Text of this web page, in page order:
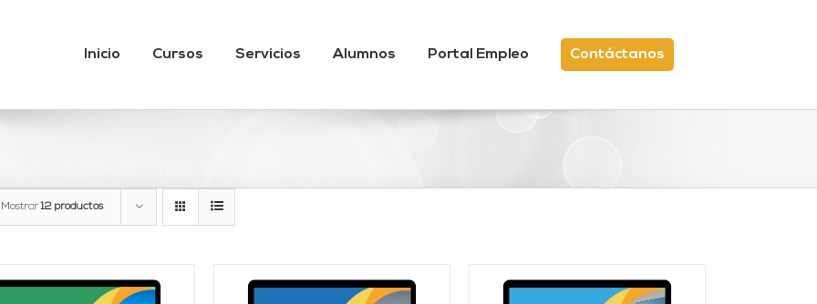
Inicio Cursos Servicios Alumnos Portal Empleo Contáctanos
Mostrar12 productos